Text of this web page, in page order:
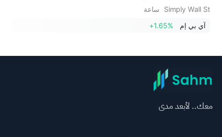
استثماري مميز وإنجازات بارزة في
مجال الحوسبة الكمومية؟
Simply Wall St
ساعة
آي بي إم
+1.65%
معك.. لأبعد مدى